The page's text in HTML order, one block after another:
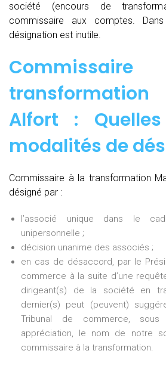
société (encours de
commissaire aux comptes.
désignation est inutile.
transformation
Alfort :
modalités de
Commissaire à la transformation
désigné par :
l’associé unique dans le
unipersonnelle ;
décision unanime des associés ;
en cas de désaccord, par le
commerce à la suite d’une
dirigeant(s) de la société en
dernier(s) peut (peuvent)
Tribunal de commerce,
appréciation, le nom de notre
commissaire à la transformation.